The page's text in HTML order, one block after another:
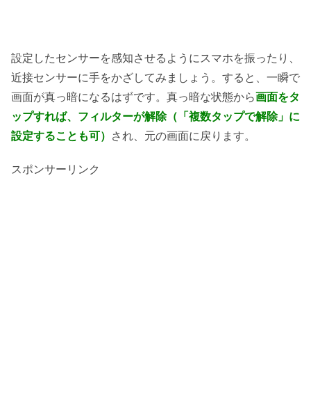
設定したセンサーを感知させるようにスマホを振ったり、
近接センサーに手をかざしてみましょう。すると、一瞬で
画面が真っ暗になるはずです。真っ暗な状態から画面をタ
ップすれば、フィルターが解除（「複数タップで解除」に
設定することも可）
され、元の画面に戻ります。
スポンサーリンク